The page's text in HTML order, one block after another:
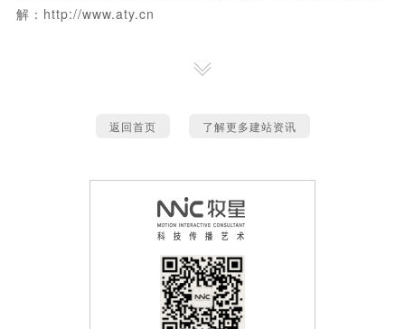
解： http://www.aty.cn
返回首页 了解更多建站资讯